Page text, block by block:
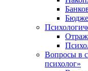
Вопросы в
психолог»